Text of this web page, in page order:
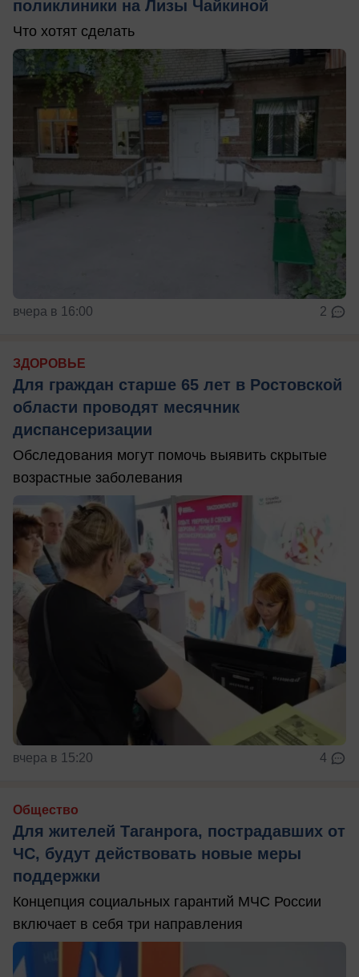
поликлиники на Лизы Чайкиной
Что хотят сделать
вчера в 16:00 2
ЗДОРОВЬЕ
Для граждан старше 65 лет в Ростовской
области проводят месячник
диспансеризации
Обследования могут помочь выявить скрытые
возрастные заболевания
вчера в 15:20 4
Общество
Для жителей Таганрога, пострадавших от
ЧС, будут действовать новые меры
поддержки
Концепция социальных гарантий МЧС России
включает в себя три направления